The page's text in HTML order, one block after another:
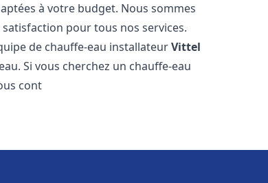
à votre budget. Nous sommes
pour tous nos services.
de chauffe-eau installateurVittel
Si vous cherchez un chauffe-eau
cont